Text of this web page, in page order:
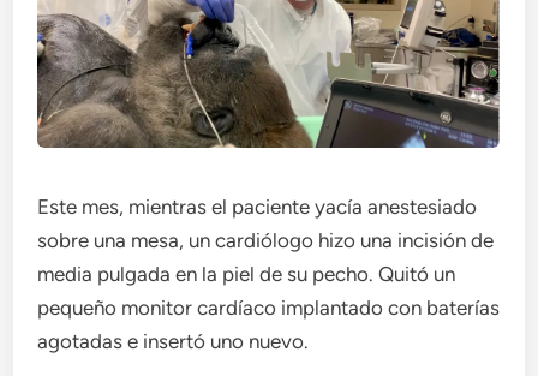
Este mes, mientras el paciente yacía anestesiado
sobre una mesa, un cardiólogo hizo una incisión de
media pulgada en la piel de su pecho. Quitó un
pequeño monitor cardíaco implantado con baterías
agotadas e insertó uno nuevo.